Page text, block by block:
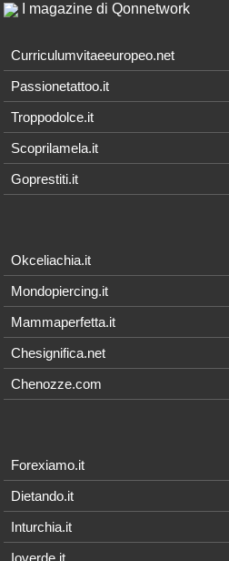
I magazine di Qonnetwork
Curriculumvitaeeuropeo.net
Passionetattoo.it
Troppodolce.it
Scoprilamela.it
Goprestiti.it
Okceliachia.it
Mondopiercing.it
Mammaperfetta.it
Chesignifica.net
Chenozze.com
Forexiamo.it
Dietando.it
Inturchia.it